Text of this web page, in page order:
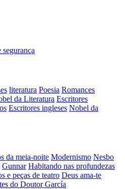
literatura Poesia Romances
da Literatura Escritores
Escritores ingleses Nobel da
da meia-noite Modernismo Nesbo
Gunnar Habitando nas profundezas
e peças de teatro Deus ama-te
do Doutor García